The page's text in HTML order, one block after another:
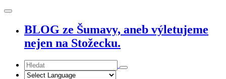
BLOG ze Šumavy, aneb výletujeme
nejen na Stožecku.